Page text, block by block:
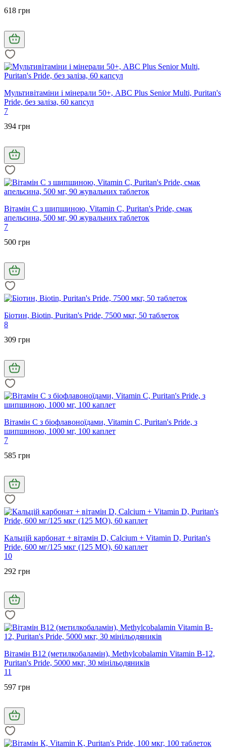
618 грн
Мультивітаміни і мінерали 50+, ABC Plus Senior Multi, Puritan's
Pride, без заліза, 60 капсул
7
394 грн
Вітамін С з шипшиною, Vitamin C, Puritan's Pride, смак
апельсина, 500 мг, 90 жувальних таблеток
7
500 грн
Біотин, Biotin, Puritan's Pride, 7500 мкг, 50 таблеток
8
309 грн
Вітамін С з біофлавоноїдами, Vitamin C, Puritan's Pride, з
шипшиною, 1000 мг, 100 каплет
7
585 грн
Кальцій карбонат + вітамін D, Calcium + Vitamin D, Puritan's
Pride, 600 мг/125 мкг (125 МО), 60 каплет
10
292 грн
Вітамін В12 (метилкобаламін), Methylcobalamin Vitamin B-12,
Puritan's Pride, 5000 мкг, 30 мінільодяників
11
597 грн